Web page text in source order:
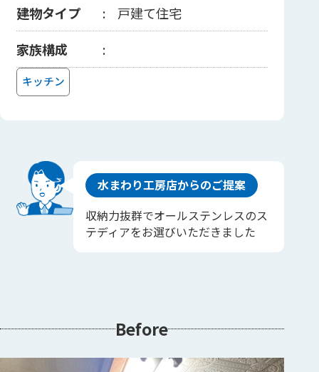
建物タイプ
戸建て住宅
家族構成
キッチン
水まわり工房店からのご提案
収納力抜群でオールステンレスのス
テディアをお選びいただきました
Before